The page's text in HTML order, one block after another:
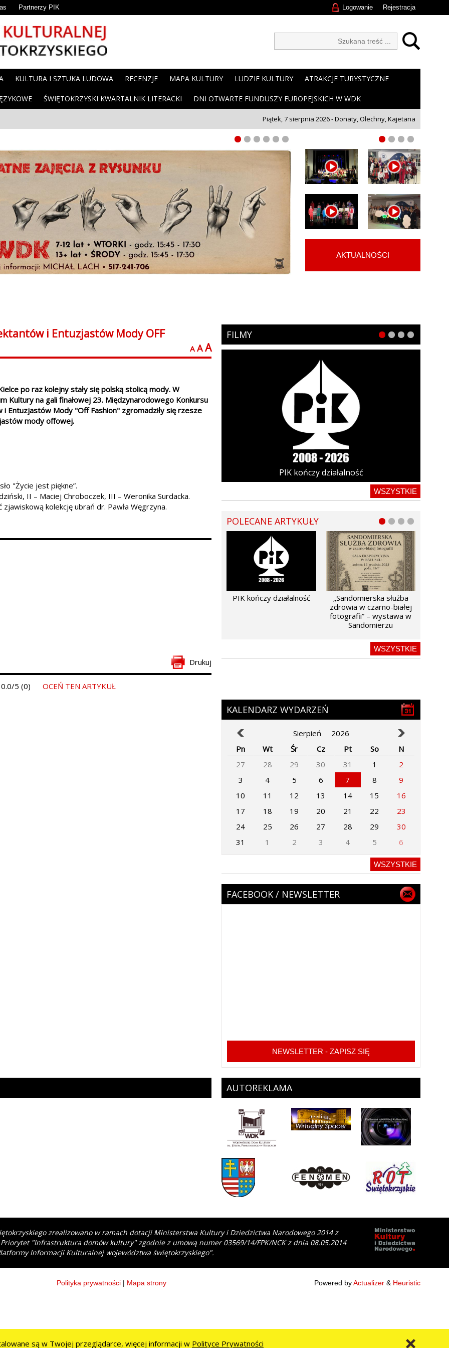
Rejestracja
Logowanie
Partnerzy PIK
KULTURA I SZTUKA LUDOWA RECENZJE MAPA KULTURY LUDZIE KULTURY ATRAKCJE TURYSTYCZNE
ŚWIĘTOKRZYSKI KWARTALNIK LITERACKI DNI OTWARTE FUNDUSZY EUROPEJSKICH W WDK
Piątek, 7 sierpnia 2026 - Donaty, Olechny, Kajetana
AKTUALNOŚCI
i Entuzjastów Mody OFF
A A A
po raz kolejny stały się polską stolicą mody. W
Kultury na gali finałowej 23. Międzynarodowego Konkursu
i Entuzjastów Mody "Off Fashion" zgromadziły się rzesze
mody offowej.
"Życie jest piękne”.
II – Maciej Chroboczek, III – Weronika Surdacka.
kolekcję ubrań dr. Pawła Węgrzyna.
Drukuj
0.0/5 (0) OCEŃ TEN ARTYKUŁ
FILMY
PIK kończy działalność
WSZYSTKIE
POLECANE ARTYKUŁY
PIK kończy działalność
„Sandomierska służba
zdrowia w czarno-białej
fotografii” – wystawa w
Sandomierzu
WSZYSTKIE
KALENDARZ WYDARZEŃ
Sierpień
2026
Pn
Wt Śr Cz Pt So
N
27
28 29 30 31 1
2
3
4 5 6 7 8
9
10
11 12 13 14 15
16
17
18 19 20 21 22
23
24
25 26 27 28 29
30
31
1 2 3 4 5 6
WSZYSTKIE
FACEBOOK / NEWSLETTER
NEWSLETTER - ZAPISZ SIĘ
AUTOREKLAMA
zrealizowano w ramach dotacji Ministerstwa Kultury i Dziedzictwa Narodowego 2014 z
"Infrastruktura domów kultury" zgodnie z umową numer 03569/14/FPK/NCK z dnia 08.05.2014
Informacji Kulturalnej województwa świętokrzyskiego".
Powered byActualizer & Heuristic
Polityka prywatności | Mapa strony
są w Twojej przeglądarce, więcej informacji w Polityce Prywatności